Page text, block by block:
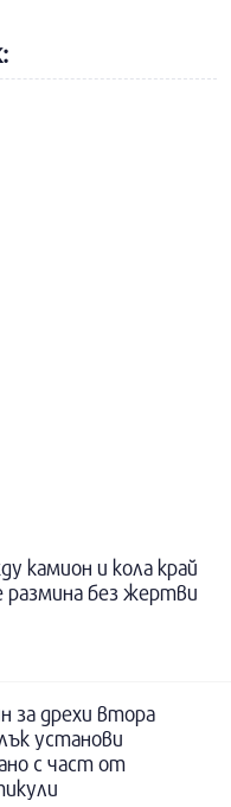
камион и кола край
размина без жертви
за дрехи втора
установи
с част от